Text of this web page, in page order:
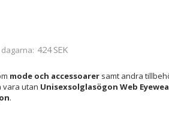
424 SEK
mode och accessoarersamt andra
vara utan Unisexsolglasögon Web
.